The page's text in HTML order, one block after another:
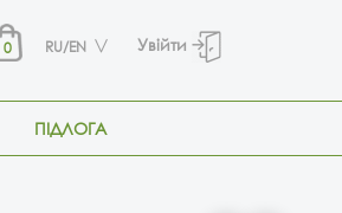
0 RU/EN Увійти
ПІДЛОГА